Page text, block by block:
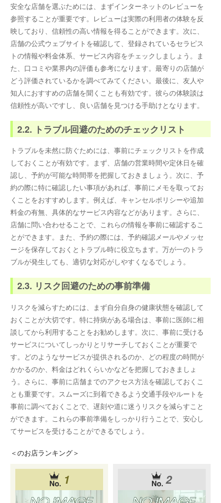
安全な店舗を選ぶためには、まずインターネットのレビューを
参照することが重要です。レビューは実際の利用者の体験を反
映しており、信頼性の高い情報を得ることができます。次に、
店舗の公式ウェブサイトを確認して、登録されているセラピス
トの情報や料金体系、サービス内容をチェックしましょう。ま
た、口コミや業界内の評価も参考になります。最寄りの店舗が
どう評価されているかを調べてみてください。最後に、友人や
知人におすすめの店舗を聞くことも有効です。彼らの体験談は
信頼性が高いですし、良い店舗を見つける手助けとなります。
2.2. トラブル回避のためのチェックリスト
トラブルを未然に防ぐためには、事前にチェックリストを作成
しておくことが有効です。まず、店舗の営業時間や定休日を確
認し、予約が可能な時間帯を把握しておきましょう。次に、予
約の際に特に確認したい事項があれば、事前にメモを取ってお
くことをおすすめします。例えば、キャンセルポリシーや追加
料金の有無、具体的なサービス内容などがあります。さらに、
店舗に問い合わせることで、これらの情報を事前に確認するこ
とができます。また、予約の際には、予約確認メールやメッセ
ージを保存しておくとトラブル時に役立ちます。万が一のトラ
ブルが発生しても、適切な対応がしやすくなるでしょう。
2.3. リスク回避のための事前準備
リスクを減らすためには、まず自分自身の健康状態を確認して
おくことが大切です。特に持病がある場合は、事前に医師に相
談してから利用することをお勧めします。次に、事前に受ける
サービスについてしっかりとリサーチしておくことが重要で
す。どのようなサービスが提供されるのか、どの程度の時間が
かかるのか、料金はどれくらいかなどを把握しておきましょ
う。さらに、事前に店舗までのアクセス方法を確認しておくこ
とも重要です。スムーズに到着できるよう交通手段やルートを
事前に調べておくことで、遅刻や道に迷うリスクを減らすこと
ができます。これらの事前準備をしっかり行うことで、安心し
てサービスを受けることができるでしょう。
＜のお店ランキング＞
1 2